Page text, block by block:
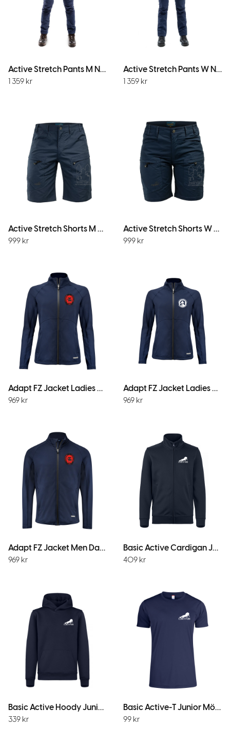
Active Stretch Pants M Navy
1 359 kr
Active Stretch Pants W Navy
1 359 kr
Active Stretch Shorts M Navy
999 kr
Active Stretch Shorts W Navy
999 kr
Adapt FZ Jacket Ladies Dark Navy
969 kr
Adapt FZ Jacket Ladies Dark Navy
969 kr
Adapt FZ Jacket Men Dark Navy
969 kr
Basic Active Cardigan JR M.Marin
409 kr
Basic Active Hoody Junior M.Marin
339 kr
Basic Active-T Junior MörkMarin
99 kr